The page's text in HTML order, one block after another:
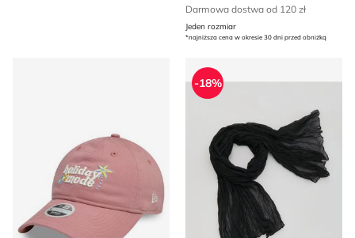
Darmowa dostwa od 120 zł
Jeden rozmiar
*najniższa cena w okresie 30 dni przed obniżką
Czapka z daszkiem damska jesienny wiosenny New Era
Szalik/chusta Reserved
-18%